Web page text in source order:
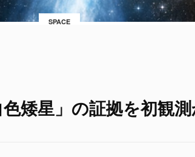
SPACE
矮星」の証拠を初観